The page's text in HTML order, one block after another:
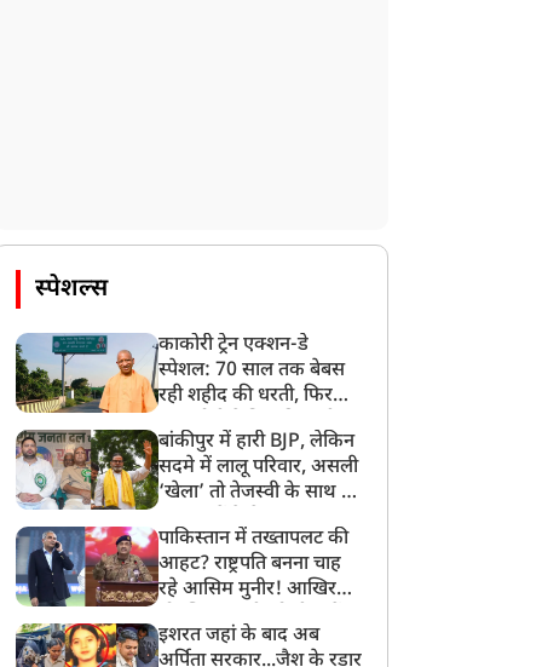
स्पेशल्स
काकोरी ट्रेन एक्शन-डे
स्पेशल: 70 साल तक बेबस
रही शहीद की धरती, फिर
पीढ़ियों का दर्द
बांकीपुर में हारी BJP, लेकिन
सदमे में लालू परिवार, असली
‘खेला’ तो तेजस्वी के साथ हो
पाकिस्तान में तख्तापलट की
आहट? राष्ट्रपति बनना चाह
रहे आसिम मुनीर! आखिर
बनाया मोहरा?
इशरत जहां के बाद अब
अर्पिता सरकार...जैश के रडार